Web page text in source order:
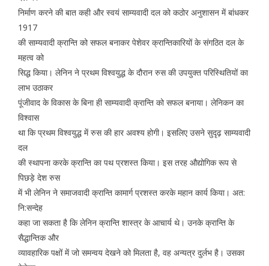
निर्माण करने की बात कही और स्वयं साम्यवादी दल को कठोर अनुशासन में बांधकर
1917
की साम्यवादी क्रान्ति को सफल बनाकर पेशेवर क्रान्तिकारियों के संगठित दल के
महत्व को
सिद्ध किया। लेनिन ने प्रथम विश्वयुद्ध के दौरान रुस की उपयुक्त परिस्थितियों का
लाभ उठाकर
पूंजीवाद के विकास के बिना ही साम्यवादी क्रान्ति को सफल बनाया। लेनिकन का
विश्वास
था कि प्रथम विश्वयुद्ध में रुस की हार अवश्य होगी। इसलिए उसने सुदृढ़ साम्यवादी
दल
की स्थापना करके क्रान्ति का पथ प्रशस्त किया। इस तरह औद्योगिक रूप से
पिछड़े देश रुस
में भी लेनिन ने समाजवादी क्रान्ति कामार्ग प्रशस्त करके महान कार्य किया। अत:
नि:सन्देह
कहा जा सकता है कि लेनिन क्रान्ति शास्त्र के आचार्य थे। उनके क्रान्ति के
सैद्धान्तिक और
व्यावहारिक पक्षों में जो समन्वय देखने को मिलता है, वह अन्यत्र दुर्लभ है। उसका